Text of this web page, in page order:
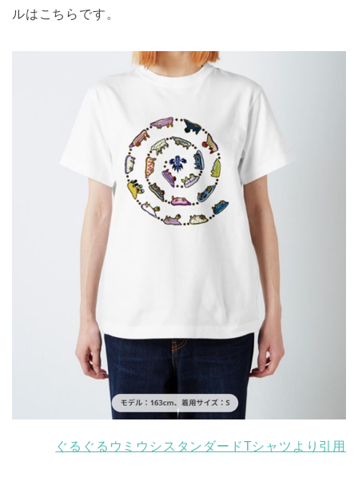
ルはこちらです。
ぐるぐるウミウシスタンダードTシャツより引用